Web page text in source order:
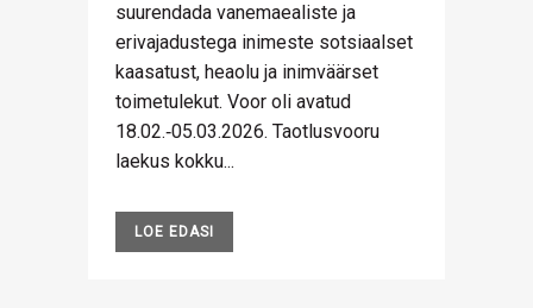
suurendada vanemaealiste ja
erivajadustega inimeste sotsiaalset
kaasatust, heaolu ja inimväärset
toimetulekut. Voor oli avatud
18.02.‑05.03.2026. Taotlusvooru
laekus kokku...
LOE EDASI